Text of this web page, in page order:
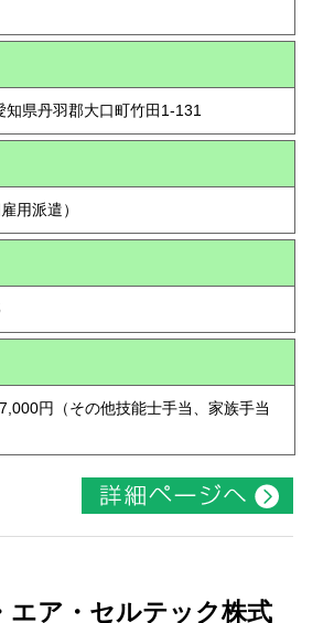
県丹羽郡大口町竹田1-131
雇用派遣）
円（その他技能士手当、家族手当
エア・セルテック株式